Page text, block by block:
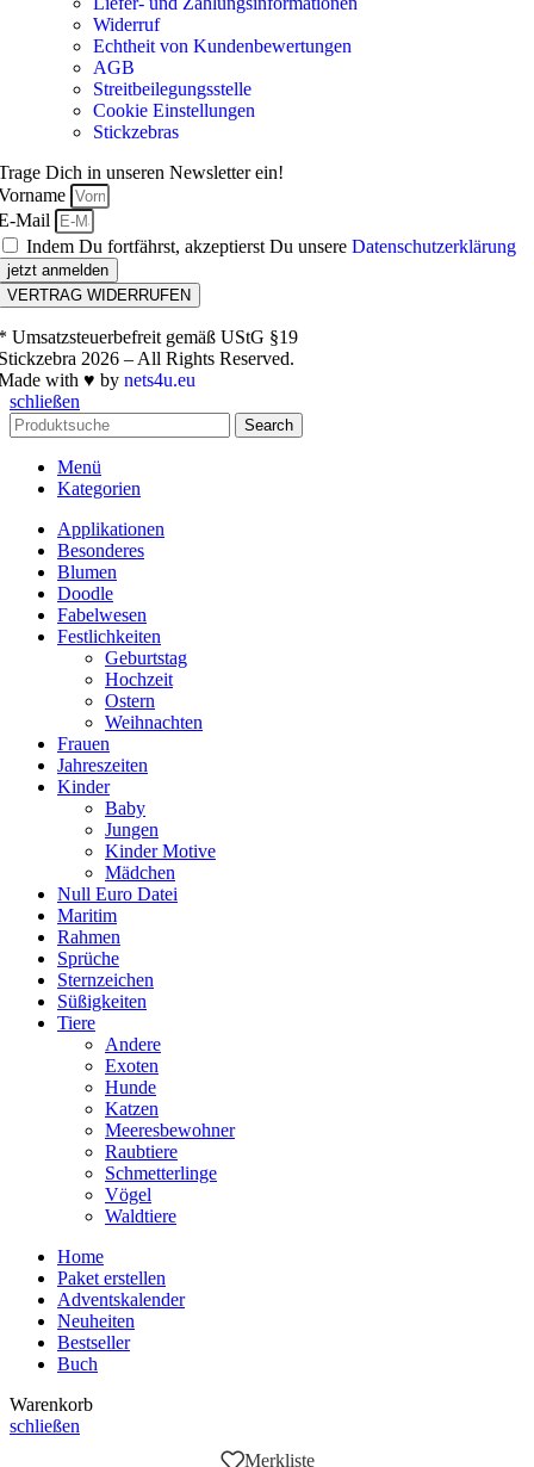
Widerruf
Echtheit von Kundenbewertungen
AGB
Streitbeilegungsstelle
Cookie Einstellungen
Stickzebras
Dich in unseren Newsletter ein!
Mail
Indem Du fortfährst, akzeptierst Du unsere Datenschutzerklärung
jetzt anmelden
VERTRAG WIDERRUFEN
Umsatzsteuerbefreit gemäß UStG §19
2026 – All Rights Reserved.
with ♥ by nets4u.eu
schließen
Search
Menü
Kategorien
Applikationen
Besonderes
Blumen
Doodle
Fabelwesen
Festlichkeiten
Geburtstag
Hochzeit
Ostern
Weihnachten
Frauen
Jahreszeiten
Kinder
Baby
Jungen
Kinder Motive
Mädchen
Null Euro Datei
Maritim
Rahmen
Sprüche
Sternzeichen
Süßigkeiten
Tiere
Andere
Exoten
Hunde
Katzen
Meeresbewohner
Raubtiere
Schmetterlinge
Vögel
Waldtiere
Home
Paket erstellen
Adventskalender
Neuheiten
Bestseller
Buch
Warenkorb
schließen
Merkliste